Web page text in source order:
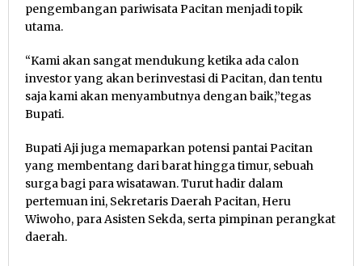
pengembangan pariwisata Pacitan menjadi topik
utama.
“Kami akan sangat mendukung ketika ada calon
investor yang akan berinvestasi di Pacitan, dan tentu
saja kami akan menyambutnya dengan baik,”tegas
Bupati.
Bupati Aji juga memaparkan potensi pantai Pacitan
yang membentang dari barat hingga timur, sebuah
surga bagi para wisatawan. Turut hadir dalam
pertemuan ini, Sekretaris Daerah Pacitan, Heru
Wiwoho, para Asisten Sekda, serta pimpinan perangkat
daerah.